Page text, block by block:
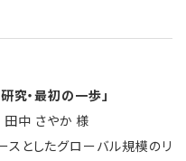
究・最初の一歩」
中 さやか 様
スとしたグローバル規模のリ